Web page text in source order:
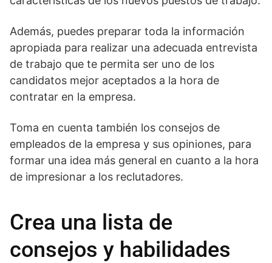
Además, puedes preparar toda la información
apropiada para realizar una adecuada entrevista
de trabajo que te permita ser uno de los
candidatos mejor aceptados a la hora de
contratar en la empresa.
Toma en cuenta también los consejos de
empleados de la empresa y sus opiniones, para
formar una idea más general en cuanto a la hora
de impresionar a los reclutadores.
Crea una lista de
consejos y habilidades